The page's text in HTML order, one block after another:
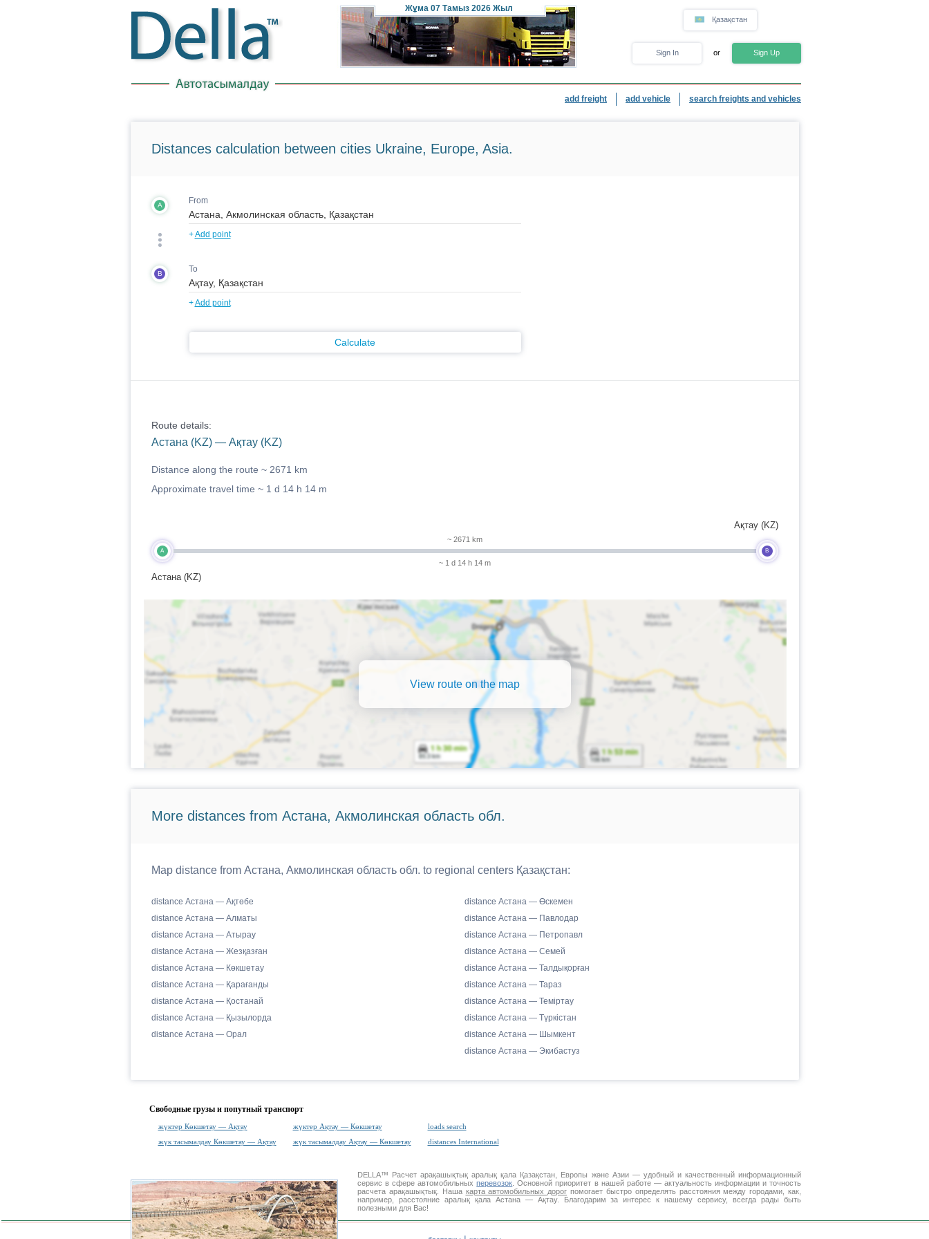
Жұма 07 Тамыз 2026 Жыл
Қазақстан
Sign In or Sign Up
add freight add vehicle search freights and vehicles
Distances calculation between cities Ukraine, Europe, Asia.
A From
+Add point
B To
+Add point
Calculate
Route details:
Астана (KZ) — Ақтау (KZ)
Distance along the route ~ 2671 km
Approximate travel time ~ 1 d 14 h 14 m
A
Астана (KZ)
~ 2671 km
~ 1 d 14 h 14 m
B
Ақтау (KZ)
View route on the map
More distances from Астана, Акмолинская область обл.
Map distance from Астана, Акмолинская область обл. to regional centers Қазақстан:
distance Астана — Ақтөбе
distance Астана — Алматы
distance Астана — Атырау
distance Астана — Жезқазған
distance Астана — Көкшетау
distance Астана — Қарағанды
distance Астана — Қостанай
distance Астана — Қызылорда
distance Астана — Орал
distance Астана — Өскемен
distance Астана — Павлодар
distance Астана — Петропавл
distance Астана — Семей
distance Астана — Талдықорған
distance Астана — Тараз
distance Астана — Теміртау
distance Астана — Түркістан
distance Астана — Шымкент
distance Астана — Экибастуз
Свободные грузы и попутный транспорт
жүктер Көкшетау — Ақтау жүктер Ақтау — Көкшетау
loads search
жүк тасымалдау Көкшетау — Ақтау
жүк тасымалдау Ақтау — Көкшетау distances International
DELLA™ Расчет арақашықтық аралық қала Қазақстан, Европы және Азии — удобный и качественный информационный
сервис в сфере автомобильныхперевозок . Основной приоритет в нашей работе — актуальность информации и точность
расчета арақашықтық. Наша карта автомобильных дорог помогает быстро определять расстояния между городами, как,
например, расстояние аралық қала Астана — Ақтау. Благодарим за интерес к нашему сервису, всегда рады быть
полезными для Вас!